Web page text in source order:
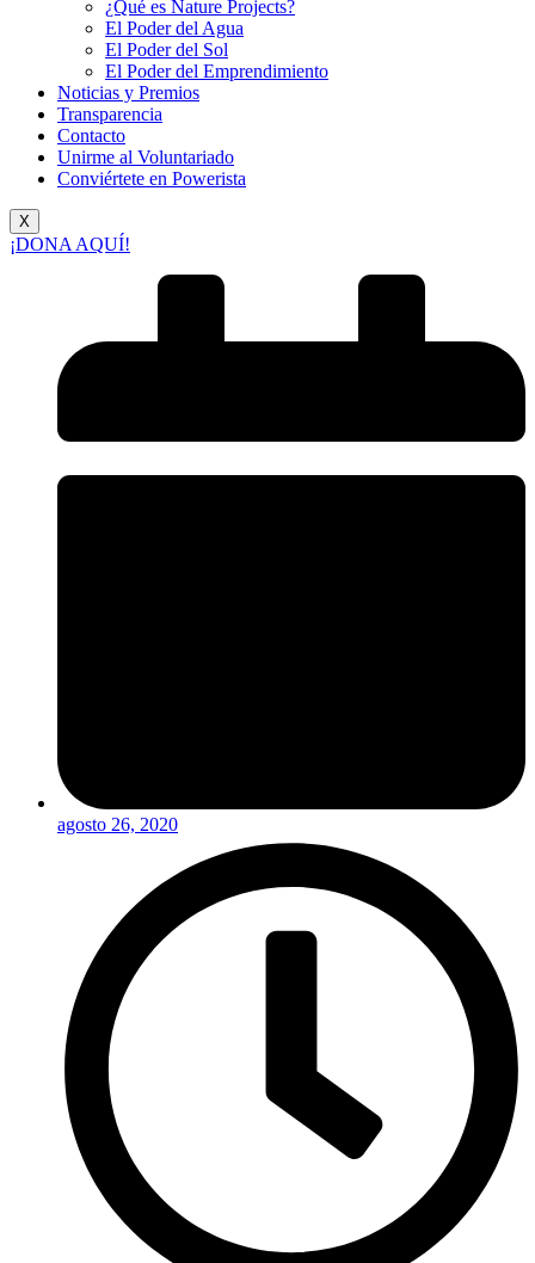
¿Qué es Nature Projects?
El Poder del Agua
El Poder del Sol
El Poder del Emprendimiento
Noticias y Premios
Transparencia
Contacto
Unirme al Voluntariado
Conviértete en Powerista
X
¡DONA AQUÍ!
agosto 26, 2020